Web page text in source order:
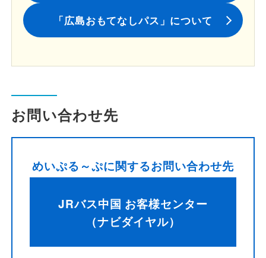
「広島おもてなしパス」について
お問い合わせ先
めいぷる～ぷに関するお問い合わせ先
JRバス中国 お客様センター
（ナビダイヤル）